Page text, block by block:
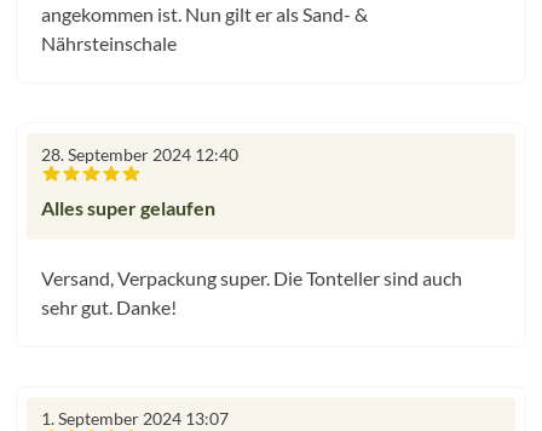
angekommen ist. Nun gilt er als Sand- &
Nährsteinschale
28. September 2024 12:40
Alles super gelaufen
Versand, Verpackung super. Die Tonteller sind auch
sehr gut. Danke!
1. September 2024 13:07